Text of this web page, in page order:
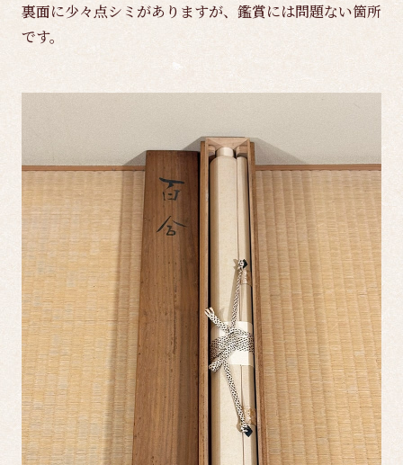
裏面に少々点シミがありますが、鑑賞には問題ない箇所
です。